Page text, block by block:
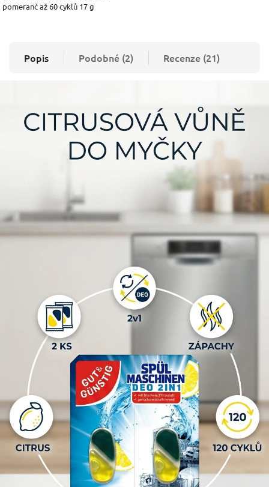
pomeranč až 60 cyklů 17 g
Popis Podobné (2) Recenze (21)